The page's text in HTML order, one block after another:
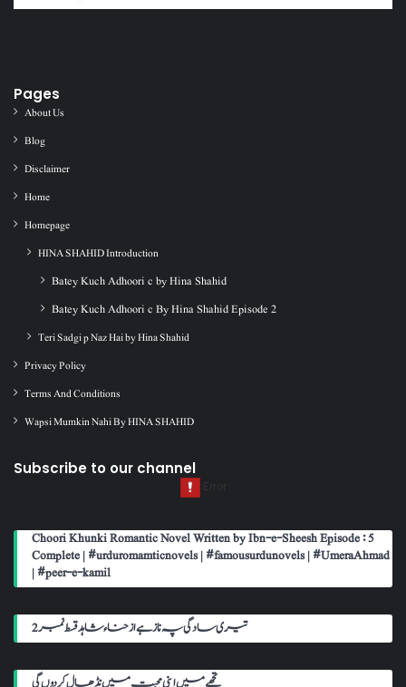
Pages
About Us
Blog
Disclaimer
Home
Homepage
HINA SHAHID Introduction
Batey Kuch Adhoori c by Hina Shahid
Batey Kuch Adhoori c By Hina Shahid Episode 2
Teri Sadgi p Naz Hai by Hina Shahid
Privacy Policy
Terms And Conditions
Wapsi Mumkin Nahi By HINA SHAHID
Subscribe to our channel
Choori Khunki Romantic Novel Written by Ibn-e-Sheesh Episode : 5
Complete | #urduromamticnovels | #famousurdunovels | #UmeraAhmad
| #peer-e-kamil
تیری سادگی پہ ناز ہے از حناء شاہد قسط نمبر 2